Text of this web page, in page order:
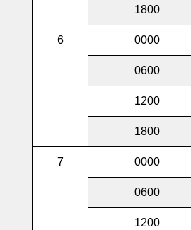
1800
6 0000
0600
1200
1800
7 0000
0600
1200